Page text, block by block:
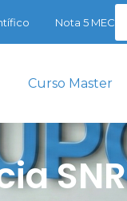
Nota 5 MEC
Curso Master
SNR